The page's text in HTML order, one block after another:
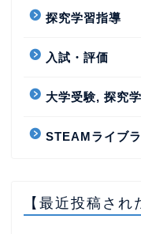
探究学習指導
入試・評価
大学受験, 探究
STEAMライブ
【最近投稿され